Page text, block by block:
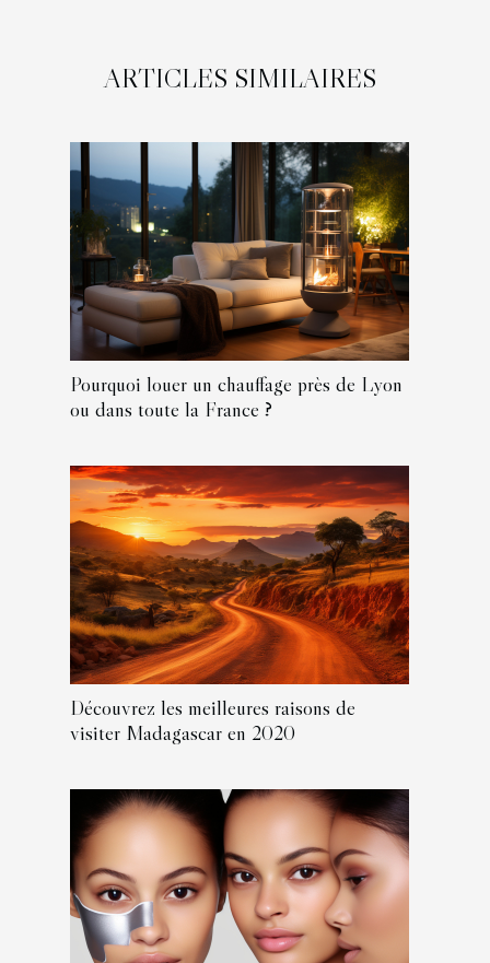
ARTICLES SIMILAIRES
Pourquoi louer un chauffage près de Lyon
ou dans toute la France ?
Découvrez les meilleures raisons de
visiter Madagascar en 2020